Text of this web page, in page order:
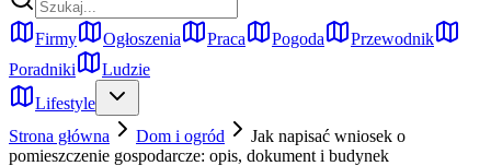
Firmy Ogłoszenia Praca Pogoda
Przewodnik
Poradniki
Ludzie
Lifestyle
Strona główna
Dom i ogród
Jak napisać wniosek o
pomieszczenie gospodarcze: opis, dokument i budynek